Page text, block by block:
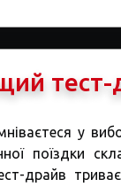
у
поїздки
драйв